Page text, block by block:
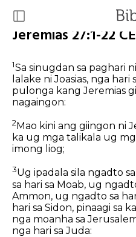
Jeremias 27:1-22
1Sa sinugdan sa paghari
lalake ni Joasias, nga
pulonga kang Jeremias
nagaingon:
2 Mao kini ang giingon ni
ka ug mga talikala ug
imong liog;
3Ug ipadala sila ngadto
sa hari sa Moab, ug
Ammon, ug ngadto sa
hari sa Sidon, pinaagi sa
nga moanha sa
nga hari sa Juda: